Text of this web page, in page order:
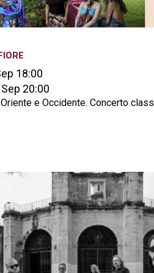
18:00
20:00
e Occidente. Concerto